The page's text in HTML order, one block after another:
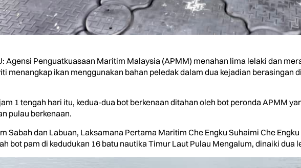
Agensi Penguatkuasaan Maritim Malaysia (APMM) menahan lima lelaki dan
menangkap ikan menggunakan bahan peledak dalam dua kejadian berasingan
1 tengah hari itu, kedua-dua bot berkenaan ditahan oleh bot peronda APMM
pulau berkenaan.
Sabah dan Labuan, Laksamana Pertama Maritim Che Engku Suhaimi Che
bot pam di kedudukan 16 batu nautika Timur Laut Pulau Mengalum, dinaiki dua